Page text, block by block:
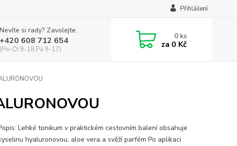
Přihlášení
Nevíte si rady? Zavolejte.
+420 608 712 654
(Po-Čt 9-18,Pá 9-17)
0ks
za 0 Kč
Lehké tonikum v praktickém cestovním balení obsahuje
hyaluronovou, aloe vera a svěží parfém Po aplikaci